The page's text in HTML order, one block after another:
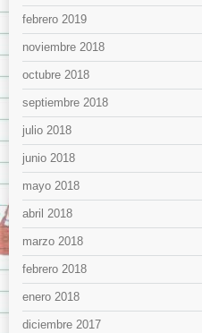
febrero 2019
noviembre 2018
octubre 2018
septiembre 2018
julio 2018
junio 2018
mayo 2018
abril 2018
marzo 2018
febrero 2018
enero 2018
diciembre 2017